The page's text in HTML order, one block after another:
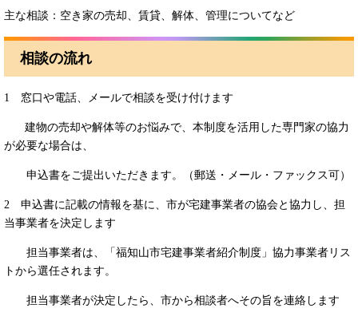
主な相談：空き家の売却、賃貸、解体、管理についてなど
相談の流れ
1 窓口や電話、メールで相談を受け付けます
建物の売却や解体等のお悩みで、本制度を活用した専門家の協力
が必要な場合は、
申込書をご提出いただきます。（郵送・メール・ファックス可）
2 申込書に記載の情報を基に、市が宅建事業者の協会と協力し、担
当事業者を決定します
担当事業者は、「福知山市宅建事業者紹介制度」協力事業者リス
トから選任されます。
担当事業者が決定したら、市から相談者へその旨を連絡します